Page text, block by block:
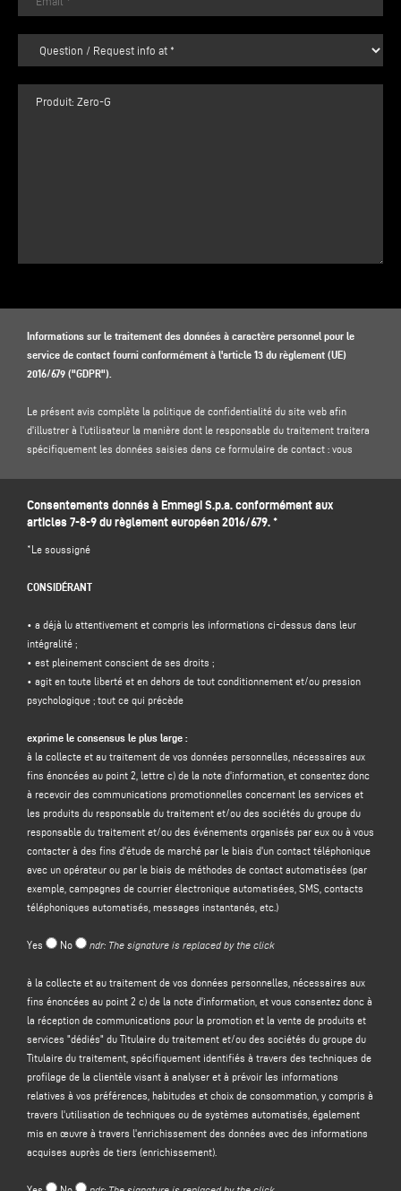
Informations sur le traitement des données à caractère personnel pour le
service de contact fourni conformément à l'article 13 du règlement (UE)
2016/679 ("GDPR").
Le présent avis complète la politique de confidentialité du site web afin
d'illustrer à l'utilisateur la manière dont le responsable du traitement traitera
spécifiquement les données saisies dans ce formulaire de contact : vous
1. CONTRÔLEUR DES DONNÉES ET DÉLÉGUÉ À LA PROTECTION DES DONNÉES
Responsable du traitement : Emmegi S.p.a., en la personne de son
représentant légal pro tempore, dont le siège social est situé Via Archimede,
IVA 01978870366.
adresse électronique :
dpo.voilap@amicadpo.eu
2. DONNÉES À CARACTÈRE PERSONNEL TRAITÉES, FINALITÉ DU TRAITEMENT
ET BASE JURIDIQUE
Le contrôleur traitera vos données personnelles d'identification et de contact
province, état, adresse électronique, numéro de téléphone) directement
fournies par vous en remplissant le formulaire de collecte de données dans la
section "
CONTACTS"
sur le site Web du contrôleur (www.emmegi.com, le
"site").
Le contrôleur a l'intention de traiter vos données à caractère personnel dans
répondre à votre message ou à votre demande d'informations
soumis par
le biais de ce formulaire, par exemple pour obtenir des informations sur les
produits ou services offerts (y compris l'envoi d'invitations gratuites et de
juridique de cette finalité est l'intérêt légitime du responsable du traitement
l'attente raisonnable que vous vous attendiez à ce que vos données
personnelles soient traitées par le responsable du traitement afin de
répondre à votre demande de contact ;
envoyer des communications promotionnelles concernant les
services et les produits du responsable du traitement
et/ou des
sociétés du
groupe
du responsable du traitement et/ou des événements organisés par
eux ou vous contacter à des fins d'étude de marché par téléphone avec un
opérateur ou par des méthodes de contact automatisées (par exemple,
campagnes de courrier électronique automatisées, SMS, contact
téléphonique automatisé, messagerie instantanée, etc ;
traitement et/ou des sociétés du Groupe du Titulaire du traitement
Consentements donnés à Emmegi S.p.a. conformément aux
articles 7-8-9 du règlement européen 2016/679. *
*Le soussigné
CONSIDÉRANT
• a déjà lu attentivement et compris les informations ci-dessus dans leur
intégralité ;
• est pleinement conscient de ses droits ;
• agit en toute liberté et en dehors de tout conditionnement et/ou pression
psychologique ; tout ce qui précède
exprime le consensus le plus large :
à la collecte et au traitement de vos données personnelles, nécessaires aux
fins énoncées au point 2, lettre c) de la note d'information, et consentez donc
à recevoir des communications promotionnelles concernant les services et
les produits du responsable du traitement et/ou des sociétés du groupe du
responsable du traitement et/ou des événements organisés par eux ou à vous
contacter à des fins d'étude de marché par le biais d'un contact téléphonique
avec un opérateur ou par le biais de méthodes de contact automatisées (par
exemple, campagnes de courrier électronique automatisées, SMS, contacts
téléphoniques automatisés, messages instantanés, etc.)
Yes No ndr: The signature is replaced by the click
à la collecte et au traitement de vos données personnelles, nécessaires aux
fins énoncées au point 2 c) de la note d'information, et vous consentez donc à
la réception de communications pour la promotion et la vente de produits et
services "dédiés" du Titulaire du traitement et/ou des sociétés du groupe du
Titulaire du traitement, spécifiquement identifiés à travers des techniques de
profilage de la clientèle visant à analyser et à prévoir les informations
relatives à vos préférences, habitudes et choix de consommation, y compris à
travers l'utilisation de techniques ou de systèmes automatisés, également
mis en œuvre à travers l'enrichissement des données avec des informations
acquises auprès de tiers (enrichissement).